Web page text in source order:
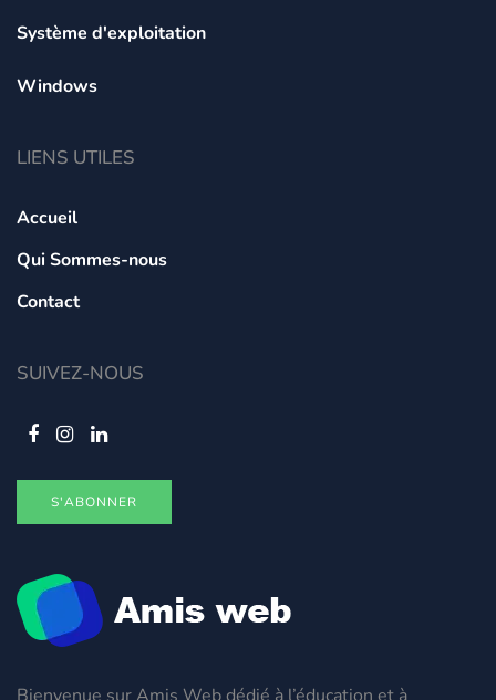
Bienvenue sur Amis Web dédié à l’éducation et à
Système d'exploitation
Windows
LIENS UTILES
Accueil
Qui Sommes-nous
Contact
SUIVEZ-NOUS
S'ABONNER